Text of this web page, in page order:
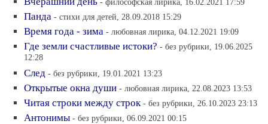
Панда - стихи для детей, 28.09.2018 15:29
Время года - зима - любовная лирика, 04.12.2021 19:09
Где земли счастливые истоки? - без рубрики, 19.06.2025
12:28
След - без рубрики, 19.01.2021 13:23
Открытые окна души - любовная лирика, 22.08.2023 13:53
Читая строки между строк - без рубрики, 26.10.2023 23:13
Антонимы - без рубрики, 06.09.2021 00:15